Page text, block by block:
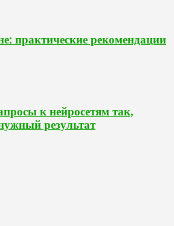
практические рекомендации
к нейросетям так,
результат